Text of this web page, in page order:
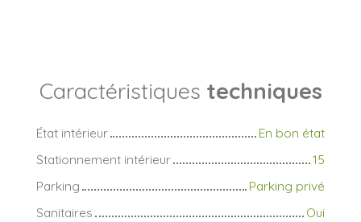
Caractéristiques techniques
État intérieur
En bon état
Stationnement intérieur
15
Parking
Parking privé
Sanitaires
Oui